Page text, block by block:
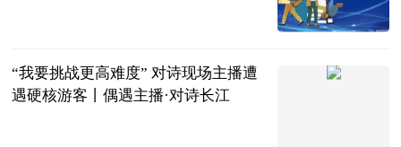
“我要挑战更高难度” 对诗现场主播遭
遇硬核游客丨偶遇主播·对诗长江